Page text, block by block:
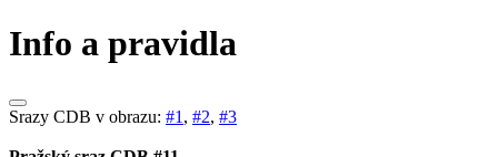
Info a pravidla
Srazy CDB v obrazu: #1, #2, #3